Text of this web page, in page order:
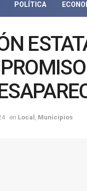
POLÍTICA
en Local Municipios